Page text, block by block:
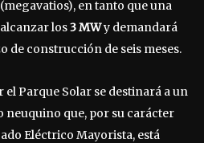
(megavatios), en tanto que una
los3 MWy demandará
de construcción de seis meses.
Parque Solar se destinará a un
neuquino que, por su carácter
Eléctrico Mayorista, está